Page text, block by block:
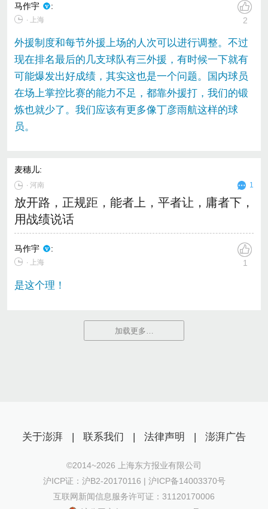
马作宇 :
∙ 上海 2
外援制度和每节外援上场的人次可以进行调整。不过
现在排名最后的几支球队有三外援，有时候一下就有
可能爆发出好成绩，其实这也是一个问题。国内球员
在场上掌控比赛的能力不足，都靠外援打，我们的锻
炼也就少了。我们应该有更多像丁彦雨航这样的球
员。
麦穗儿:
∙河南 1
放开路，正规距，能者上，平者让，庸者下，
用战绩说话
马作宇 :
∙ 上海 1
是这个理！
加载更多…
关于澎湃 | 联系我们 | 法律声明 | 澎湃广告
©2014~2026 上海东方报业有限公司
沪ICP证：沪B2-20170116 | 沪ICP备14003370号
互联网新闻信息服务许可证：31120170006